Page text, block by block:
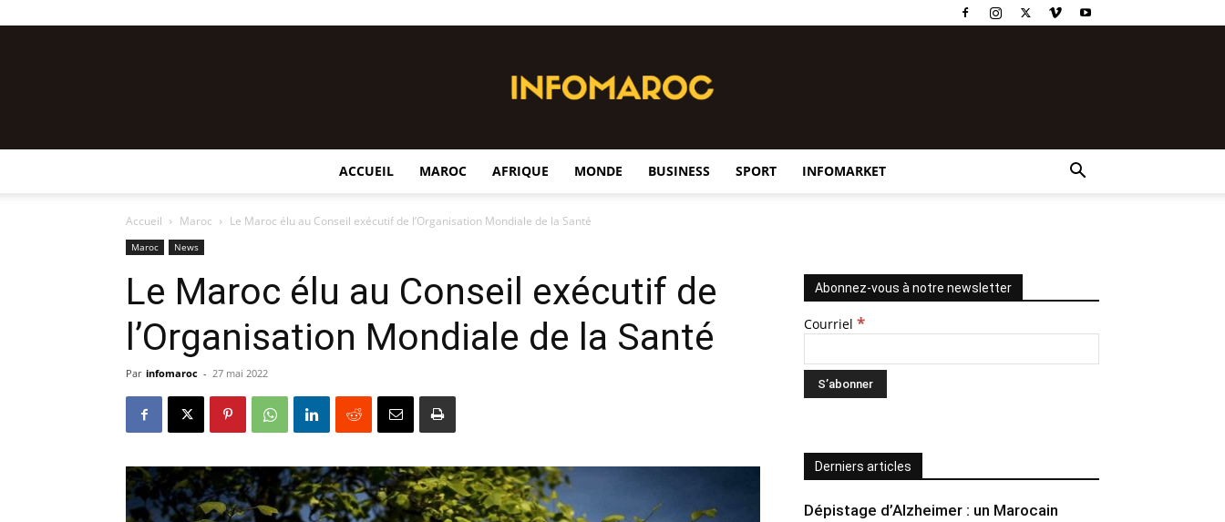
ACCUEIL MAROC AFRIQUE MONDE BUSINESS SPORT INFOMARKET
Accueil Maroc Le Maroc élu au Conseil exécutif de l’Organisation Mondiale de la Santé
Maroc News
Le Maroc élu au Conseil exécutif de
l’Organisation Mondiale de la Santé
Par infomaroc - 27 mai 2022
Abonnez-vous à notre newsletter
Courriel *
Derniers articles
Dépistage d’Alzheimer : un Marocain